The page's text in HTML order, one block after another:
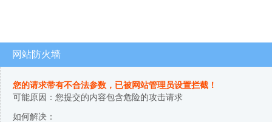
网站防火墙
您的请求带有不合法参数，已被网站管理员设置拦截！
可能原因：您提交的内容包含危险的攻击请求
如何解决：